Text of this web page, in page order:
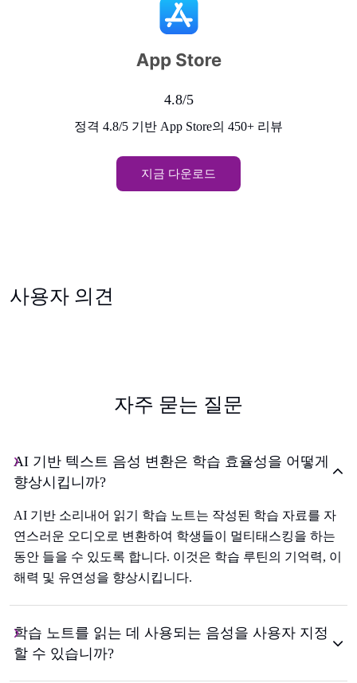
4.8/5
정격 4.8/5 기반 App Store의 450+ 리뷰
지금 다운로드
사용자 의견
자주 묻는 질문
AI 기반 텍스트 음성 변환은 학습 효율성을 어떻게
향상시킵니까?
AI 기반 소리내어 읽기 학습 노트는 작성된 학습 자료를 자
연스러운 오디오로 변환하여 학생들이 멀티태스킹을 하는
동안 들을 수 있도록 합니다. 이것은 학습 루틴의 기억력, 이
해력 및 유연성을 향상시킵니다.
학습 노트를 읽는 데 사용되는 음성을 사용자 지정
할 수 있습니까?